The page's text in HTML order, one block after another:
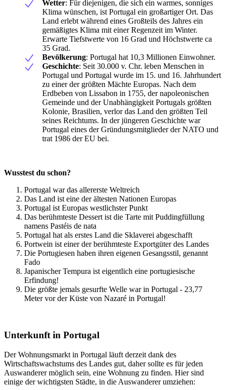
Wetter: Für diejenigen, die sich ein warmes, sonniges
Klima wünschen, ist Portugal ein großartiger Ort. Das
Land erlebt während eines Großteils des Jahres ein
gemäßigtes Klima mit einer Regenzeit im Winter.
Erwarte Tiefstwerte von 16 Grad und Höchstwerte ca
35 Grad.
Bevölkerung: Portugal hat 10,3 Millionen Einwohner.
Geschichte: Seit 30.000 v. Chr. leben Menschen in
Portugal und Portugal wurde im 15. und 16. Jahrhundert
zu einer der größten Mächte Europas. Nach dem
Erdbeben von Lissabon in 1755, der napoleonischen
Gemeinde und der Unabhängigkeit Portugals größten
Kolonie, Brasilien, verlor das Land den größten Teil
seines Reichtums. In der jüngeren Geschichte war
Portugal eines der Gründungsmitglieder der NATO und
trat 1986 der EU bei.
Wusstest du schon?
Portugal war das allererste Weltreich
Das Land ist eine der ältesten Nationen Europas
Portugal ist Europas westlichster Punkt
Das berühmteste Dessert ist die Tarte mit Puddingfüllung
namens Pastéis de nata
Portugal hat als erstes Land die Sklaverei abgeschafft
Portwein ist einer der berühmteste Exportgüter des Landes
Die Portugiesen haben ihren eigenen Gesangsstil, genannt
Fado
Japanischer Tempura ist eigentlich eine portugiesische
Erfindung!
Die größte jemals gesurfte Welle war in Portugal - 23,77
Meter vor der Küste von Nazaré in Portugal!
Unterkunft in Portugal
Der Wohnungsmarkt in Portugal läuft derzeit dank des
Wirtschaftswachstums des Landes gut, daher sollte es für jeden
Auswanderer möglich sein, eine Wohnung zu finden. Hier sind
einige der wichtigsten Städte, in die Auswanderer umziehen: